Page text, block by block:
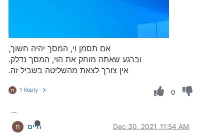
אם תסמן וי, המסך יהיה חשוך,
וברגע שאתה מוחק את הוי, המסך נדלק.
אין צורך לצאת מהשליטה בשביל זה.
ח 1 Reply 0
ח חיים Dec 30, 2021, 11:54 AM